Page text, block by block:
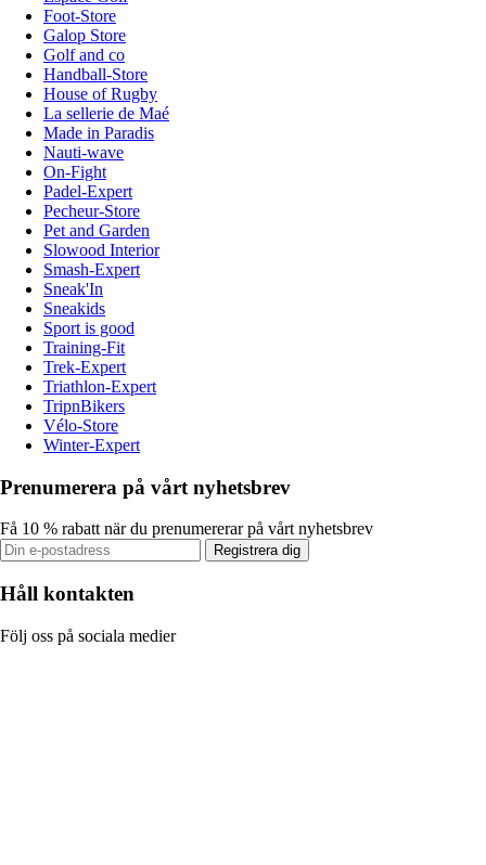
Foot-Store
Galop Store
Golf and co
Handball-Store
House of Rugby
La sellerie de Maé
Made in Paradis
Nauti-wave
On-Fight
Padel-Expert
Pecheur-Store
Pet and Garden
Slowood Interior
Smash-Expert
Sneak'In
Sneakids
Sport is good
Training-Fit
Trek-Expert
Triathlon-Expert
TripnBikers
Vélo-Store
Winter-Expert
Prenumerera på vårt nyhetsbrev
Få 10 % rabatt när du prenumererar på vårt nyhetsbrev
Registrera dig
Håll kontakten
Följ oss på sociala medier